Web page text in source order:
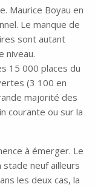
Maurice Boyau en
Le manque de
sont autant
niveau.
15 000 places du
(3 100 en
majorité des
courante ou sur la
à émerger. Le
neuf ailleurs
les deux cas, la